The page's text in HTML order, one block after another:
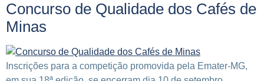
Concurso de Qualidade dos Cafés de
Minas
Inscrições para a competição promovida pela Emater-MG,